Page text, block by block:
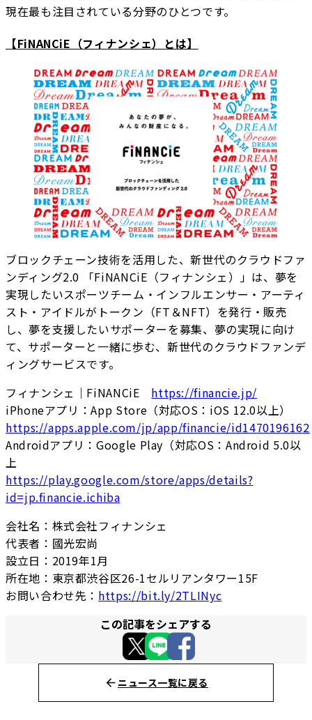
現在最も注目されている分野のひとつです。
【FiNANCiE（フィナンシェ）とは】
ブロックチェーン技術を活用した、新世代のクラウドファ
ンディング2.0 「FiNANCiE（フィナンシェ）」は、夢を
実現したいスポーツチーム・インフルエンサー・アーティ
スト・アイドルがトークン（FT＆NFT）を発行・販売
し、夢を支援したいサポーターを募集、夢の実現に向け
て、サポーターと一緒に歩む、新世代のクラウドファンデ
ィングサービスです。
フィナンシェ｜FiNANCiE https://financie.jp/
iPhoneアプリ：App Store（対応OS：iOS 12.0以上）
https://apps.apple.com/jp/app/financie/id1470196162
Androidアプリ：Google Play（対応OS：Android 5.0以
上
https://play.google.com/store/apps/details?
id=jp.financie.ichiba
会社名：株式会社フィナンシェ
代表者：國光宏尚
設立日：2019年1月
所在地：東京都渋谷区26-1セルリアンタワー15F
お問い合わせ先： https://bit.ly/2TLINyc
この記事をシェアする
ニュース一覧に戻る